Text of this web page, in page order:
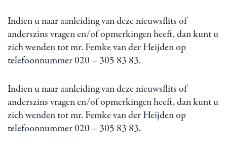
Indien u naar aanleiding van deze nieuwsflits of
anderszins vragen en/of opmerkingen heeft, dan kunt u
zich wenden tot mr. Femke van der Heijden op
telefoonnummer 020 – 305 83 83.
Indien u naar aanleiding van deze nieuwsflits of
anderszins vragen en/of opmerkingen heeft, dan kunt u
zich wenden tot mr. Femke van der Heijden op
telefoonnummer 020 – 305 83 83.